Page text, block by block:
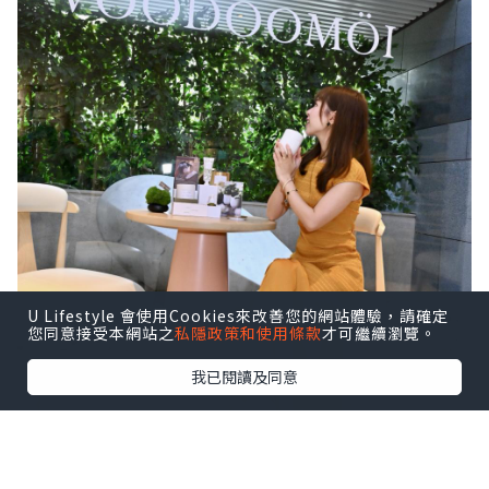
U Lifestyle 會使用Cookies來改善您的網站體驗，請確定
您同意接受本網站之私隱政策和使用條款才可繼續瀏覽。
我已閱讀及同意